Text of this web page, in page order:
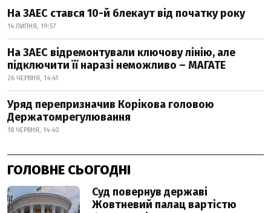
На ЗАЕС стався 10-й блекаут від початку року
14 ЛИПНЯ, 19:57
На ЗАЕС відремонтували ключову лінію, але
підключити її наразі неможливо – МАГАТЕ
26 ЧЕРВНЯ, 14:41
Уряд перепризначив Корікова головою
Держатомрегулювання
18 ЧЕРВНЯ, 14:40
ГОЛОВНЕ СЬОГОДНІ
Суд повернув державі
Жовтневий палац вартістю